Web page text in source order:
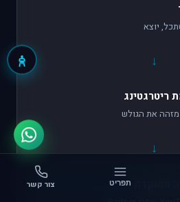
תפריט צור קשר
יוצא
↓
ריטרגטינג
↓
ממוקדת